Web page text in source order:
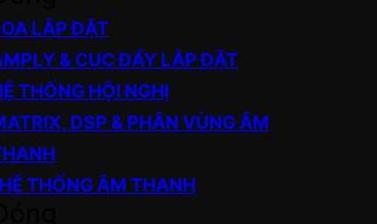
LẮP ĐẶT
& CỤC ĐẨY LẮP ĐẶT
THỐNG HỘI NGHỊ
DSP & PHÂN VÙNG ÂM
THỐNG ÂM THANH